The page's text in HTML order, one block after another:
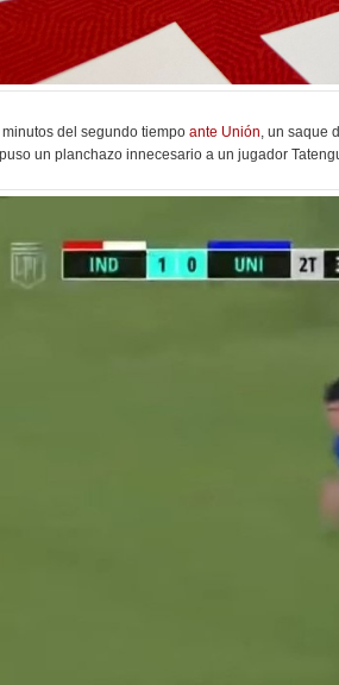
minutos del segundo tiempo ante Unión , un saque
un planchazo innecesario a un jugador